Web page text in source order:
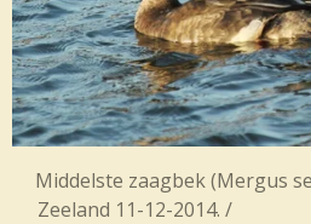
Middelste zaagbek (Mergus
Zeeland 11-